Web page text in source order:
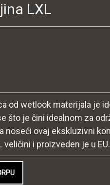
LXL
od wetlook materijala je
što je čini idealnom za
noseći ovaj ekskluzivni
veličini i proizveden je u EU.